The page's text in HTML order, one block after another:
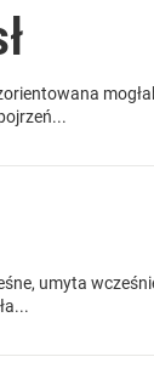
umyta